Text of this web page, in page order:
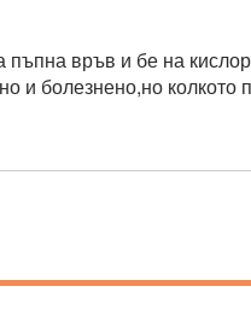
връв и бе на
и болезнено,но колкото